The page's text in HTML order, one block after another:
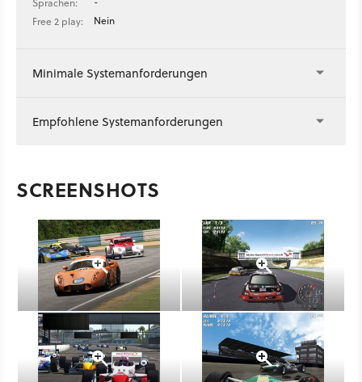
Sprachen:
Free 2 play:
Nein
Minimale Systemanforderungen
Empfohlene Systemanforderungen
SCREENSHOTS